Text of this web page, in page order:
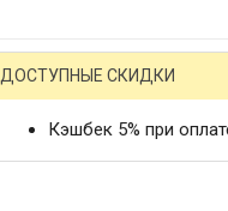
ДОСТУПНЫЕ СКИДКИ
Кэшбек 5% при